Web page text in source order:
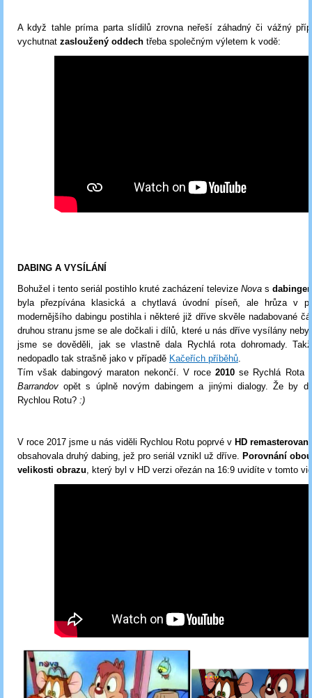
A když tahle príma parta slídilů zrovna neřeší záhadný či vážný
vychutnat zasloužený oddech třeba společným výletem k vodě:
DABING A VYSÍLÁNÍ
Bohužel i tento seriál postihlo kruté zacházení televize Nova s
byla přezpívána klasická a chytlavá úvodní píseň, ale hrůza v
modernějšího dabingu postihla i některé již dříve skvěle nadabované
druhou stranu jsme se ale dočkali i dílů, které u nás dříve vysílány
jsme se dověděli, jak se vlastně dala Rychlá rota dohromady.
nedopadlo tak strašně jako v případě Kačeřích příběhů
Tím však dabingový maraton nekončí. V roce2010 se Rychlá Rota
Barrandov opět s úplně novým dabingem a jinými dialogy. Že by
Rychlou Rotu? :)
V roce 2017 jsme u nás viděli Rychlou Rotu poprvé v HD
obsahovala druhý dabing, jež pro seriál vznikl už dříve. Porovnání
velikosti obrazu , který byl v HD verzi ořezán na 16:9 uvidíte v tomto